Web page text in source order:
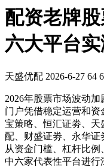
配资老牌
六大平台
天盛优配 2026-6-27 64
2026年股票市场波动
门户凭借稳定运营和
宝策略、恒汇证劵、
配、财盛证劵、永华
从资金门槛、杠杆比
中六家代表性平台进行